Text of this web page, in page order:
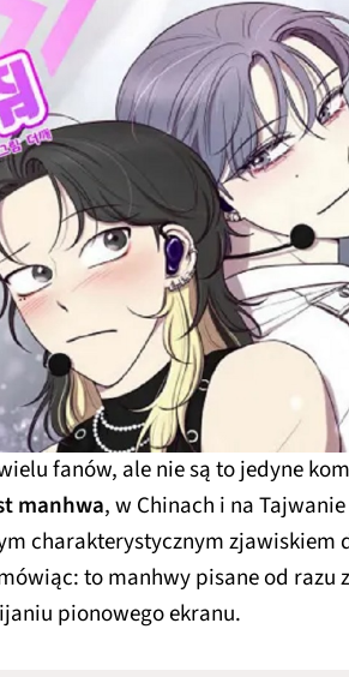
fanów, ale nie są to jedyne
manhwa, w Chinach i na
charakterystycznym zjawiskiem
to manhwy pisane od razu
pionowego ekranu.